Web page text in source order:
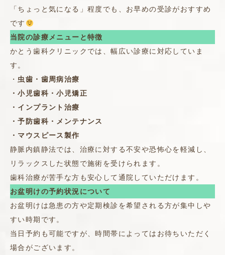
「ちょっと気になる」程度でも、お早めの受診がおすすめ
です
当院の診療メニューと特徴
かとう歯科クリニックでは、幅広い診療に対応していま
す。
・ 虫歯・歯周病治療
・小児歯科・小児矯正
・インプラント治療
・予防歯科・メンテナンス
・マウスピース製作
静脈内鎮静法では、治療に対する不安や恐怖心を軽減し、
リラックスした状態で施術を受けられます。
歯科治療が苦手な方も安心して通院していただけます。
お盆明けの予約状況について
お盆明けは急患の方や定期検診を希望される方が集中しや
すい時期です。
当日予約も可能ですが、時間帯によってはお待ちいただく
場合がございます。